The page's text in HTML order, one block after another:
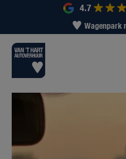
4.7
Wagenpark